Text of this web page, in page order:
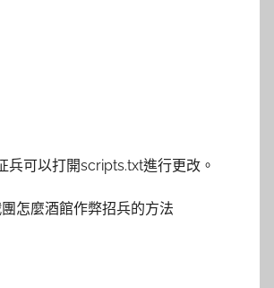
兵可以打開scripts.txt進行更改。